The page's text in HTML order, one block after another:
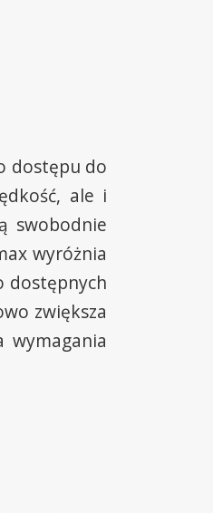
dostępu do
ale i
swobodnie
wyróżnia
dostępnych
zwiększa
wymagania